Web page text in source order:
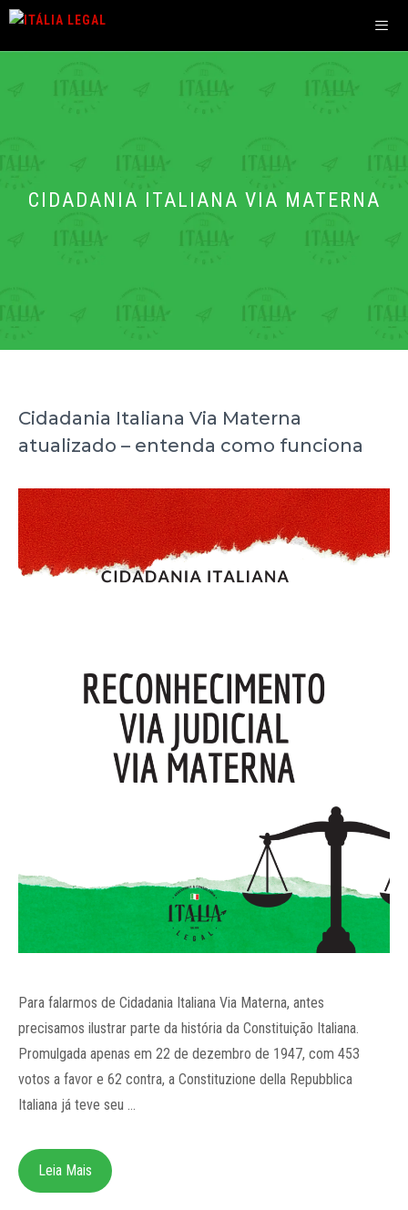
Pular
CIDADANIA ITALIANA VIA MATERNA
Cidadania Italiana Via Materna
atualizado – entenda como funciona
Para falarmos de Cidadania Italiana Via Materna, antes
precisamos ilustrar parte da história da Constituição Italiana.
Promulgada apenas em 22 de dezembro de 1947, com 453
votos a favor e 62 contra, a Constituzione della Repubblica
Italiana já teve seu …
Leia Mais